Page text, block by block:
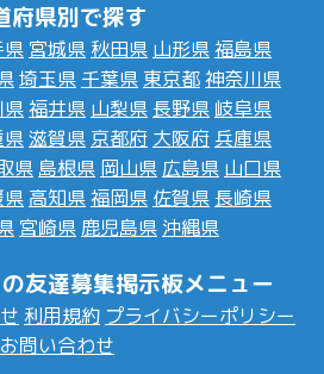
府県別で探す
県 宮城県 秋田県 山形県福島県
埼玉県 千葉県 東京都神奈川県
県福井県 山梨県 長野県 岐阜県
県滋賀県 京都府 大阪府 兵庫県
県 島根県 岡山県 広島県 山口県
県 高知県福岡県 佐賀県 長崎県
宮崎県 鹿児島県 沖縄県
友達募集掲示板メニュー
利用規約 プライバシーポリシー
お問い合わせ